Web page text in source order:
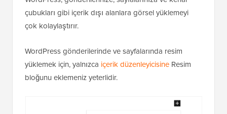
çubukları gibi içerik dışı alanlara görsel yüklemeyi
çok kolaylaştırır.
WordPress gönderilerinde ve sayfalarında resim
yüklemek için, yalnızca içerik düzenleyicisine Resim
bloğunu eklemeniz yeterlidir.